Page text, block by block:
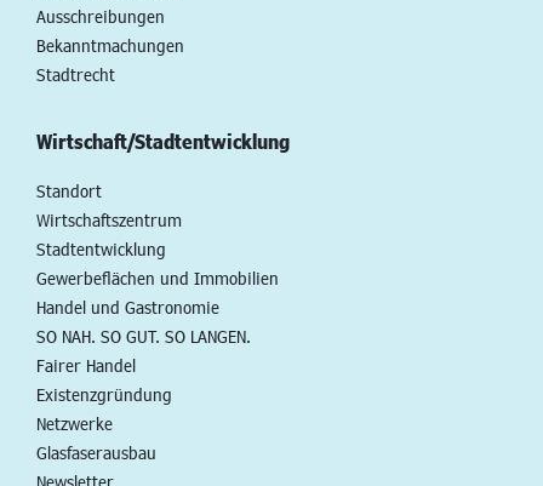
Ausschreibungen
Bekanntmachungen
Stadtrecht
Wirtschaft/Stadtentwicklung
Standort
Wirtschaftszentrum
Stadtentwicklung
Gewerbeflächen und Immobilien
Handel und Gastronomie
SO NAH. SO GUT. SO LANGEN.
Fairer Handel
Existenzgründung
Netzwerke
Glasfaserausbau